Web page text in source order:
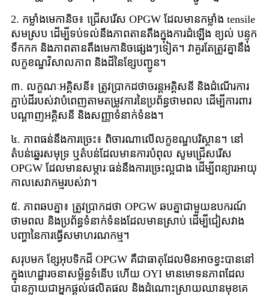
2. កម្លាំងមេកានិច៖ ជ្រើសរើស OPGW ដែលមានកម្លាំង tensile
សមស្រប ដើម្បីទប់ទល់នឹងភាពតានតឹងក្នុងការដំឡើង ខ្យល់ បន្ទុក
ទឹកកក និងភាពតានតឹងមេកានិចផ្សេងៗទៀត។ វាគួរតែត្រូវគ្នានឹង
លក្ខខណ្ឌវិសាលភាព និងដីនៃខ្សែបញ្ជូន។
៣. លក្ខណៈអគ្គិសនី៖ ត្រូវប្រាកដថាចរន្តអគ្គិសនី និងដំណើរការ
ភ្ជាប់ដីរបស់វាបំពេញតាមតម្រូវការនៃប្រព័ន្ធថាមពល ដើម្បីការពារ
បណ្តាញអគ្គិសនី និងសញ្ញាទំនាក់ទំនង។
៤. ភាពធន់នឹងការច្រេះ៖ ពិចារណាលើលក្ខខណ្ឌបរិស្ថាន។ នៅ
តំបន់ឆ្នេរសមុទ្រ ឬតំបន់ដែលមានការបំពុល សូមជ្រើសរើស
OPGW ដែលមានសម្ភារៈធន់នឹងការច្រេះល្អជាង ដើម្បីពន្យារអាយុ
កាលសេវាកម្មរបស់វា។
៥. ភាពឆបគ្នា៖ ត្រូវប្រាកដថា OPGW ឆបគ្នាជាមួយឧបករណ៍
ថាមពល និងប្រព័ន្ធទំនាក់ទំនងដែលមានស្រាប់ ដើម្បីជៀសវាង
បញ្ហានៃការធ្វើសមាហរណកម្ម។
សរុបមក ខ្សែ​អុបទិក​ដី OPGW គឺជាធាតុ​ដែលមិនអាចខ្វះបាននៅ
ក្នុងហេដ្ឋារចនាសម្ព័ន្ធទំនើប ហើយ OYI មានមោទនភាពដែល
បានក្លាយជាអ្នកផ្តល់ផលិតផល និងដំណោះស្រាយ​ឈានមុខគេ​